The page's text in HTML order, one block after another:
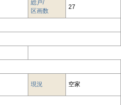
総戸/
区画数
27
現況 空家